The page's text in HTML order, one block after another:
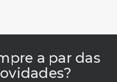
a par das